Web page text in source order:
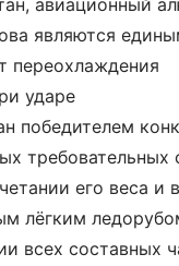
являются
переохлаждения
ударе
победителем
его веса
лёгким
всех составных